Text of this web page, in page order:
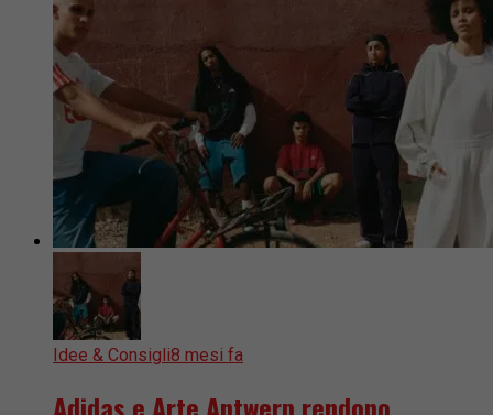
Idee & Consigli8 mesi fa